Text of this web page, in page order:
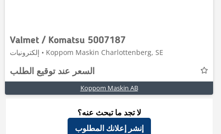
Valmet / Komatsu 5007187
إلكترونيات • Koppom Maskin Charlottenberg, SE
السعر عند توقيع الطلب
Koppom Maskin AB
لا تجد ما تبحث عنه؟
إنشر إعلانك المطلوب